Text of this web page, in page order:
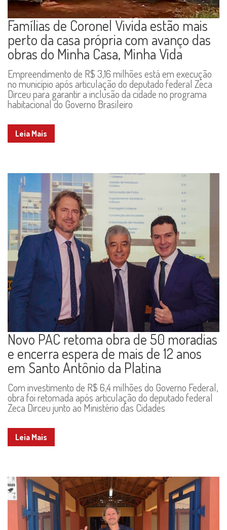
Famílias de Coronel Vivida estão mais
perto da casa própria com avanço das
obras do Minha Casa, Minha Vida
Empreendimento de R$ 3,16 milhões está em execução
no município após articulação do deputado federal Zeca
Dirceu para garantir a inclusão da cidade no programa
habitacional do Governo Brasileiro
Leia Mais
Novo PAC retoma obra de 50 moradias
e encerra espera de mais de 12 anos
em Santo Antônio da Platina
Com investimento de R$ 6,4 milhões do Governo Federal,
obra foi retomada após articulação do deputado federal
Zeca Dirceu junto ao Ministério das Cidades
Leia Mais